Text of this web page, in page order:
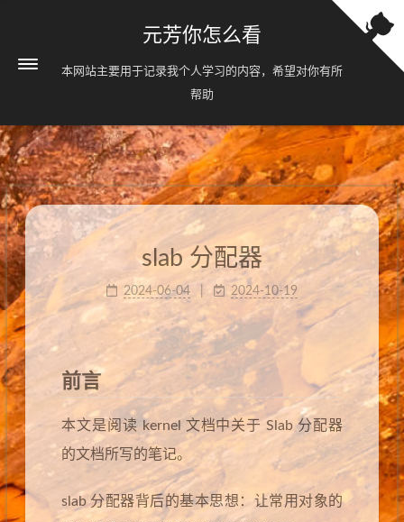
元芳你怎么看
本网站主要用于记录我个人学习的内容，希望对你有所
帮助
slab 分配器
2024-06-04 2024-10-19
前言
本文是阅读 kernel 文档中关于 Slab 分配器
的文档所写的笔记。
slab 分配器背后的基本思想：让常用对象的